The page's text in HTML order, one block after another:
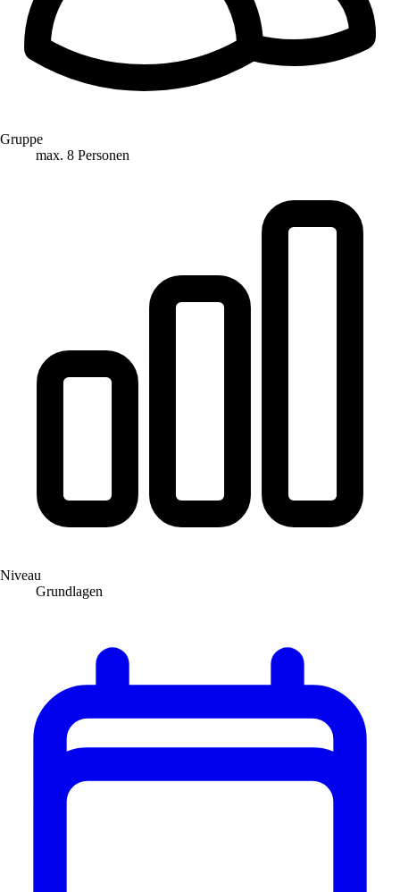
Gruppe
max. 8 Personen
Niveau
Grundlagen